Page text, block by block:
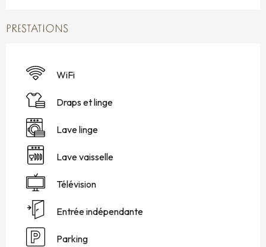
PRESTATIONS
WiFi
Draps et linge
Lave linge
Lave vaisselle
Télévision
Entrée indépendante
Parking